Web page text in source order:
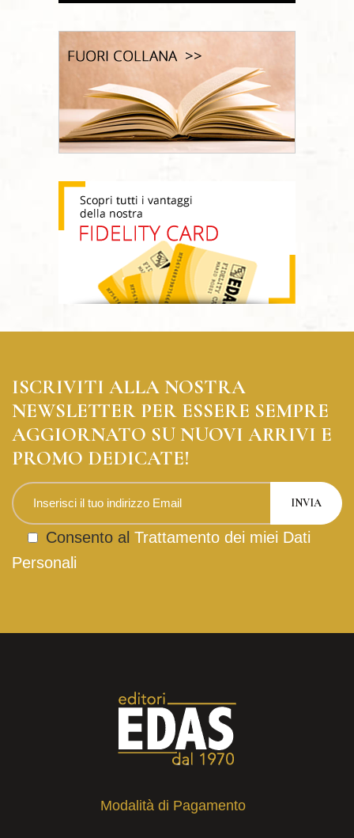
ISCRIVITI ALLA NOSTRA
NEWSLETTER PER ESSERE SEMPRE
AGGIORNATO SU NUOVI ARRIVI E
PROMO DEDICATE!
Consento al Trattamento dei miei Dati
Personali
Modalità di Pagamento